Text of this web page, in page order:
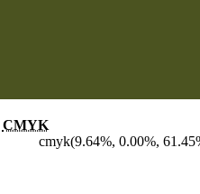
CMYK
cmyk(9.64%, 0.00%,